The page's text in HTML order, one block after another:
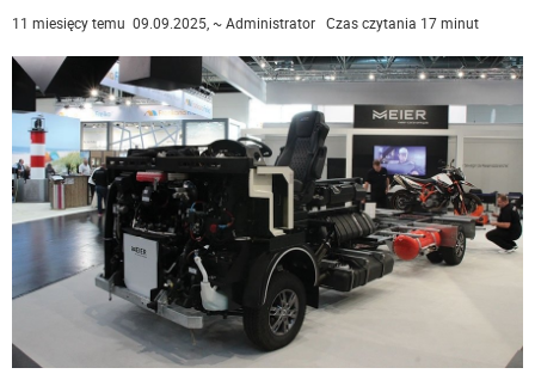
11 miesięcy temu 09.09.2025, ~ Administrator Czas czytania 17 minut